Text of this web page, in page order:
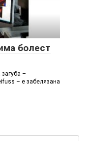
болест
–
– е забелязана